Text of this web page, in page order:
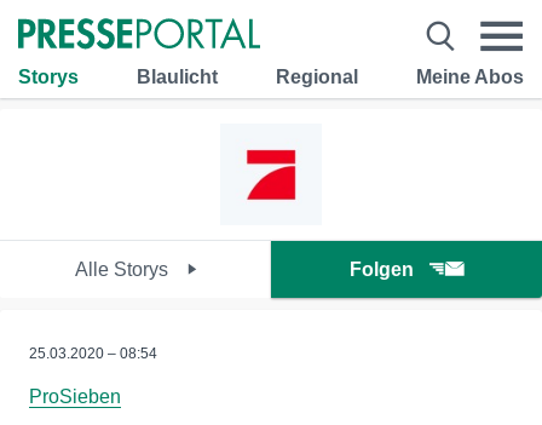
Storys Blaulicht Regional Meine Abos
Alle Storys Folgen
25.03.2020 – 08:54
ProSieben